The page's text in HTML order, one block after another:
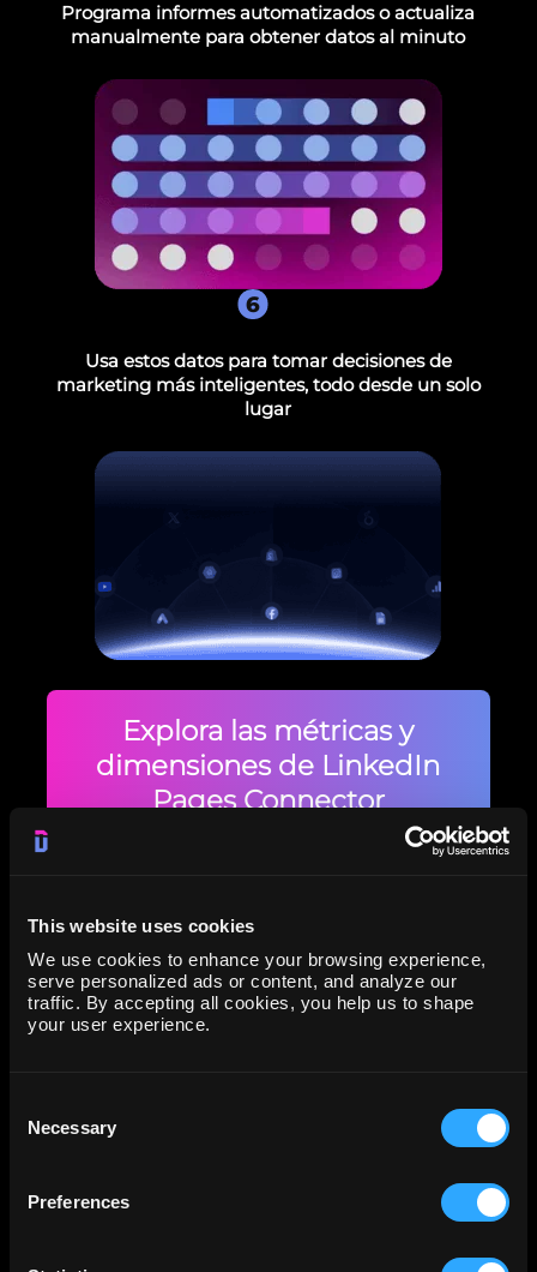
This website uses cookies
We use cookies to enhance your browsing experience,
serve personalized ads or content, and analyze our
traffic. By accepting all cookies, you help us to shape
your user experience.
Selection
Necessary
Preferences
Programa informes automatizados o actualiza
manualmente para obtener datos al minuto
Usa estos datos para tomar decisiones de
marketing más inteligentes, todo desde un solo
lugar
6
Explora las métricas y
dimensiones de LinkedIn
Pages Connector
conector LinkedIn Pages